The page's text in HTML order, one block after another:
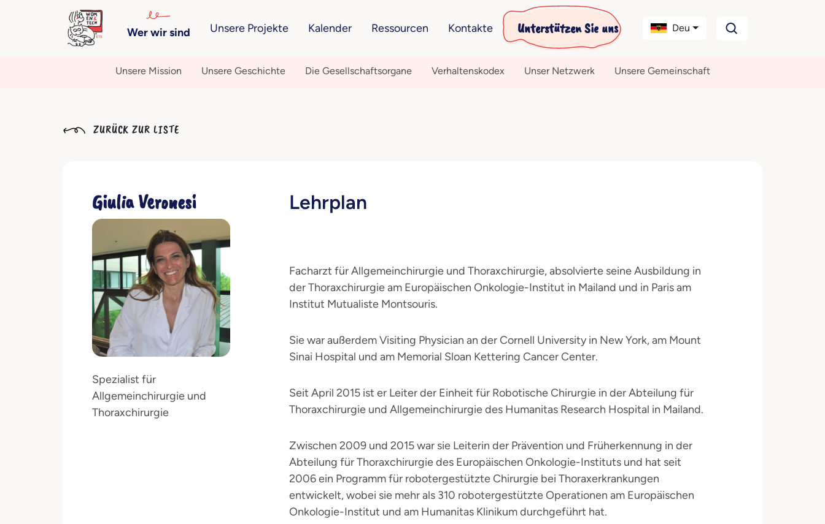
Wer wir sind Unsere Projekte Kalender Ressourcen Kontakte Unterstützen Sie uns Deu
Unsere Mission Unsere Geschichte Die Gesellschaftsorgane Verhaltenskodex Unser Netzwerk Unsere Gemeinschaft
ZURÜCK ZUR LISTE
Giulia Veronesi
Spezialist für
Allgemeinchirurgie und
Thoraxchirurgie
Lehrplan
Facharzt für Allgemeinchirurgie und Thoraxchirurgie, absolvierte seine Ausbildung in
der Thoraxchirurgie am Europäischen Onkologie-Institut in Mailand und in Paris am
Institut Mutualiste Montsouris.
Sie war außerdem Visiting Physician an der Cornell University in New York, am Mount
Sinai Hospital und am Memorial Sloan Kettering Cancer Center.
Seit April 2015 ist er Leiter der Einheit für Robotische Chirurgie in der Abteilung für
Thoraxchirurgie und Allgemeinchirurgie des Humanitas Research Hospital in Mailand.
Zwischen 2009 und 2015 war sie Leiterin der Prävention und Früherkennung in der
Abteilung für Thoraxchirurgie des Europäischen Onkologie-Instituts und hat seit
2006 ein Programm für robotergestützte Chirurgie bei Thoraxerkrankungen
entwickelt, wobei sie mehr als 310 robotergestützte Operationen am Europäischen
Onkologie-Institut und am Humanitas Klinikum durchgeführt hat.